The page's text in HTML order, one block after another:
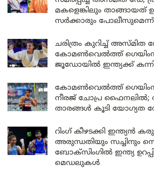
മകളെങ്കിലും താങ്ങായത്
സർക്കാരും പോലീസുമെന്ന്
ചരിത്രം കുറിച്ച് അസ്മിത
കോമൺവെൽത്ത്
ജൂഡോയിൽ ഇന്ത്യക്ക്
കോമൺവെൽത്ത്
നീരജ് ചോപ്ര ഫൈനലിൽ;
താരങ്ങൾ കൂടി യോഗ്യത
റിംഗ് കീഴടക്കി ഇന്ത്യൻ
അരുന്ധതിയും സച്ചിനും
ബോക്സിംഗിൽ ഇന്ത്യ
മെഡലുകൾ